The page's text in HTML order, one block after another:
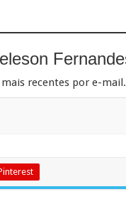
recentes por e-mail.